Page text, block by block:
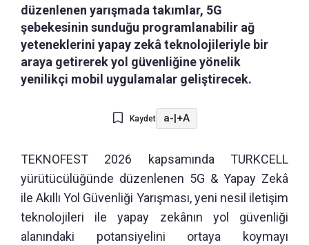
düzenlenen yarışmada takımlar, 5G
şebekesinin sunduğu programlanabilir ağ
yeteneklerini yapay zekâ teknolojileriyle bir
araya getirerek yol güvenliğine yönelik
yenilikçi mobil uygulamalar geliştirecek.
Kaydet a-|+A
TEKNOFEST 2026 kapsamında TURKCELL
yürütücülüğünde düzenlenen 5G & Yapay Zekâ
ile Akıllı Yol Güvenliği Yarışması, yeni nesil iletişim
teknolojileri ile yapay zekânın yol güvenliği
alanındaki potansiyelini ortaya koymayı